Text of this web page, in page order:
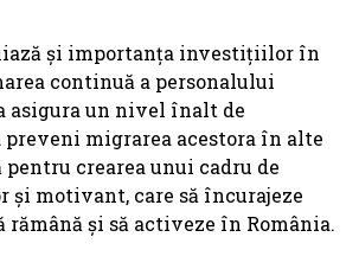
și importanța investițiilor în
continuă a personalului
asigura un nivel înalt de
preveni migrarea acestora în alte
pentru crearea unui cadru de
și motivant, care să încurajeze
și să activeze în România.